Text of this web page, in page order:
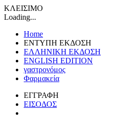
ΚΛΕΙΣΙΜΟ
Loading...
Home
ΕΝΤΥΠΗ ΕΚΔΟΣΗ
ΕΛΛΗΝΙΚΗ ΕΚΔΟΣΗ
ENGLISH EDITION
γαστρονόμος
Φαρμακεία
ΕΓΓΡΑΦΗ
ΕΙΣΟΔΟΣ